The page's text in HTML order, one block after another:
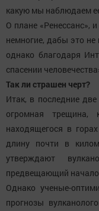
какую мы наблюдаем
О плане «Ренессанс»,
немногие, дабы это
однако благодаря
спасении
Так ли страшен черт?
Итак, в последние
огромная трещина,
находящегося в
длину почти в
утверждают
предвещающий начало
Однако ученые-
прогнозы